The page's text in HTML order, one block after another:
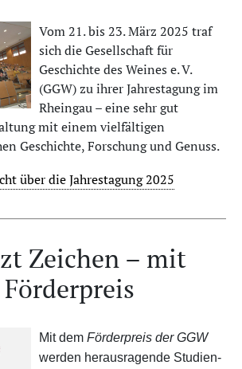
Vom 21. bis 23. März 2025 traf
sich die Gesellschaft für
Geschichte des Weines e. V.
(GGW) zu ihrer Jahrestagung im
Rheingau – eine sehr gut
mit einem vielfältigen
Geschichte, Forschung und Genuss.
über die Jahrestagung 2025
Zeichen – mit
Mit demFörderpreis der GGW
werden herausragende Studien-